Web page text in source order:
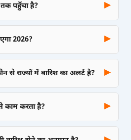
पहुँचा है? ▶
2026? ▶
से राज्यों में बारिश का अलर्ट है? ▶
काम करता है? ▶